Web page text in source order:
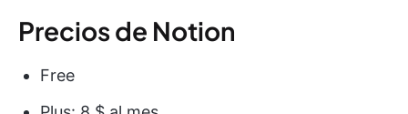
Precios de Notion
Free